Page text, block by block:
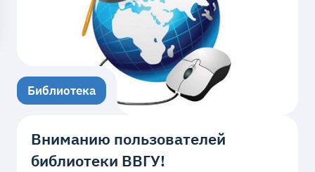
Библиотека
Вниманию пользователей
библиотеки ВВГУ!